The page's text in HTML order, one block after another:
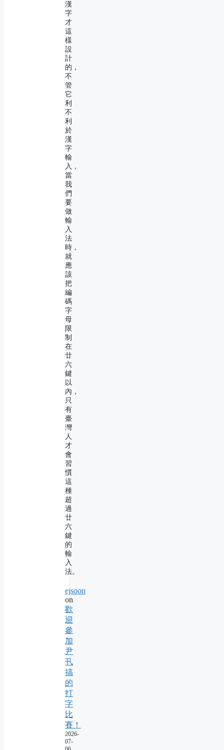
漢
字
才
這
樣
設
計
的，
不
管
它
利
不
利
於
漢
字
輸
入，
當
我
們
要
做
輸
入
法
時，
就
應
該
把
編
碼
字
母
限
制
在
廿
六
鍵
以
內，
只
有
臺
灣
人
才
會
習
慣
這
種
超
過
廿
六
鍵
的
輸
入
法。
ejsoon
on
歡
迎
參
加
尹
卂
搞
的
打
字
比
賽！
2026-
07-